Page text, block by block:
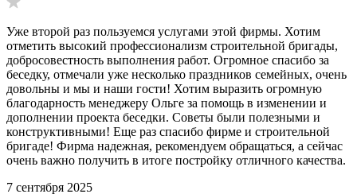
Уже второй раз пользуемся услугами этой фирмы. Хотим
отметить высокий профессионализм строительной бригады,
добросовестность выполнения работ. Огромное спасибо за
беседку, отмечали уже несколько праздников семейных, очень
довольны и мы и наши гости! Хотим выразить огромную
благодарность менеджеру Ольге за помощь в изменении и
дополнении проекта беседки. Советы были полезными и
конструктивными! Еще раз спасибо фирме и строительной
бригаде! Фирма надежная, рекомендуем обращаться, а сейчас
очень важно получить в итоге постройку отличного качества.
7 сентября 2025